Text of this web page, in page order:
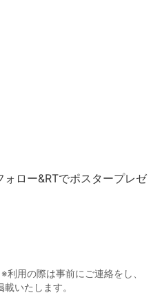
ロー&RTでポスタープレゼ
用の際は事前にご連絡をし、
いたします。